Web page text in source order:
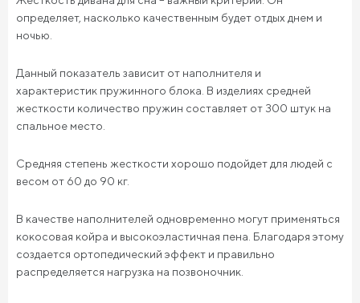
определяет, насколько качественным будет отдых днем и
ночью.
Данный показатель зависит от наполнителя и
характеристик пружинного блока. В изделиях средней
жесткости количество пружин составляет от 300 штук на
спальное место.
Средняя степень жесткости хорошо подойдет для людей с
весом от 60 до 90 кг.
В качестве наполнителей одновременно могут применяться
кокосовая койра и высокоэластичная пена. Благодаря этому
создается ортопедический эффект и правильно
распределяется нагрузка на позвоночник.